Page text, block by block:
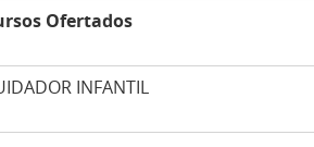
Ofertados
INFANTIL